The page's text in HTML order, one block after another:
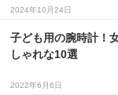
2024年10月24日
子ども用の腕時計！
しゃれな10選
2022年6月6日